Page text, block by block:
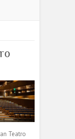
Teatro